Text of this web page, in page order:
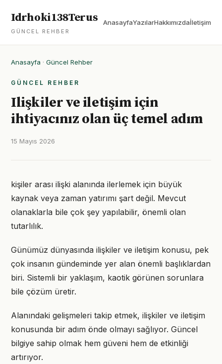
Idrhoki138Terus
GÜNCEL REHBER
AnasayfaYazılarHakkımızdaİletişim
Anasayfa · Güncel Rehber
GÜNCEL REHBER
Ilişkiler ve iletişim için
ihtiyacınız olan üç temel adım
15 Mayıs 2026
kişiler arası ilişki alanında ilerlemek için büyük
kaynak veya zaman yatırımı şart değil. Mevcut
olanaklarla bile çok şey yapılabilir, önemli olan
tutarlılık.
Günümüz dünyasında ilişkiler ve iletişim konusu, pek
çok insanın gündeminde yer alan önemli başlıklardan
biri. Sistemli bir yaklaşım, kaotik görünen sorunlara
bile çözüm üretir.
Alanındaki gelişmeleri takip etmek, ilişkiler ve iletişim
konusunda bir adım önde olmayı sağlıyor. Güncel
bilgiye sahip olmak hem güveni hem de etkinliği
artırıyor.